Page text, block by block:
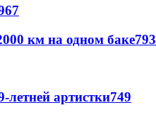
км на одном баке793
летней артистки749